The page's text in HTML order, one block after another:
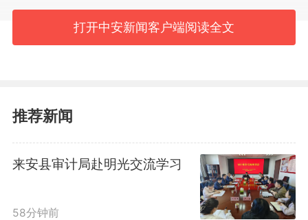
打开中安新闻客户端阅读全文
推荐新闻
来安县审计局赴明光交流学习
58分钟前